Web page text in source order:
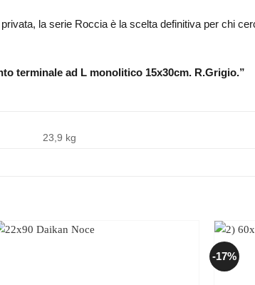
la serie Roccia è la scelta definitiva per chi
terminale ad L monolitico 15x30cm. R.Grigio.”
23,9 kg
-17%